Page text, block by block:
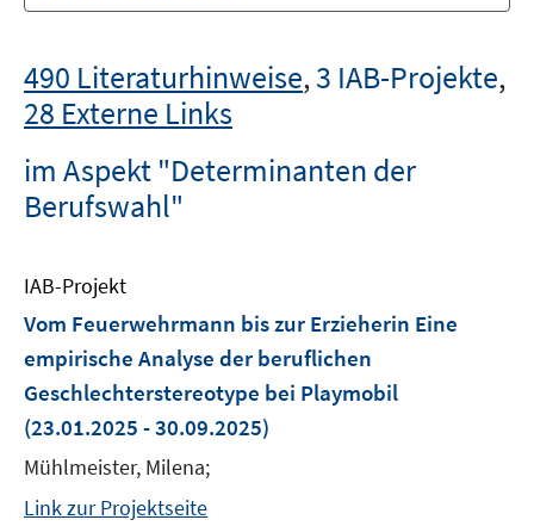
490 Literaturhinweise,3 IAB-Projekte,
28 Externe Links
im Aspekt "Determinanten der
Berufswahl"
IAB-Projekt
Vom Feuerwehrmann bis zur Erzieherin Eine
empirische Analyse der beruflichen
Geschlechterstereotype bei Playmobil
(23.01.2025 - 30.09.2025)
Mühlmeister, Milena;
Link zur Projektseite